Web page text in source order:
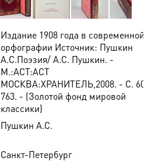
Издание 1908 года в современной
орфографии Источник: Пушкин
А.С.Поэзия/ А.С. Пушкин. -
М.:АСТ:АСТ
МОСКВА:ХРАНИТЕЛЬ,2008. - С. 603-
763. - (Золотой фонд мировой
классики)
Пушкин А.С.
Санкт-Петербург